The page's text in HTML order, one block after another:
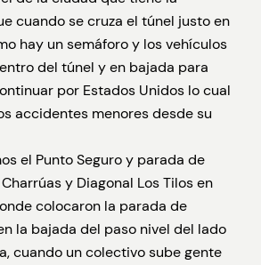
cuando se cruza el túnel justo en
hay un semáforo y los vehículos
del túnel y en bajada para
por Estados Unidos lo cual
accidentes menores desde su
el Punto Seguro y parada de
y Diagonal Los Tilos en
colocaron la parada de
la bajada del paso nivel del lado
cuando un colectivo sube gente